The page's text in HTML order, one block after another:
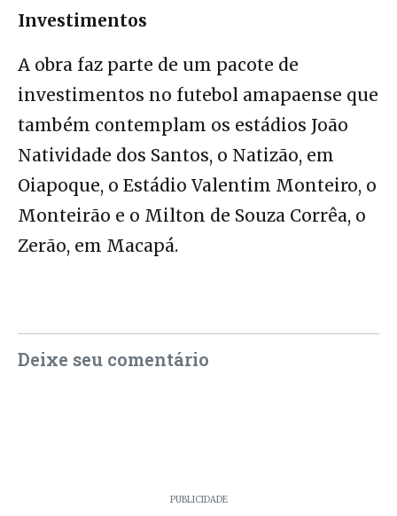
Investimentos
A obra faz parte de um pacote de
investimentos no futebol amapaense que
também contemplam os estádios João
Natividade dos Santos, o Natizão, em
Oiapoque, o Estádio Valentim Monteiro, o
Monteirão e o Milton de Souza Corrêa, o
Zerão, em Macapá.
Deixe seu comentário
PUBLICIDADE